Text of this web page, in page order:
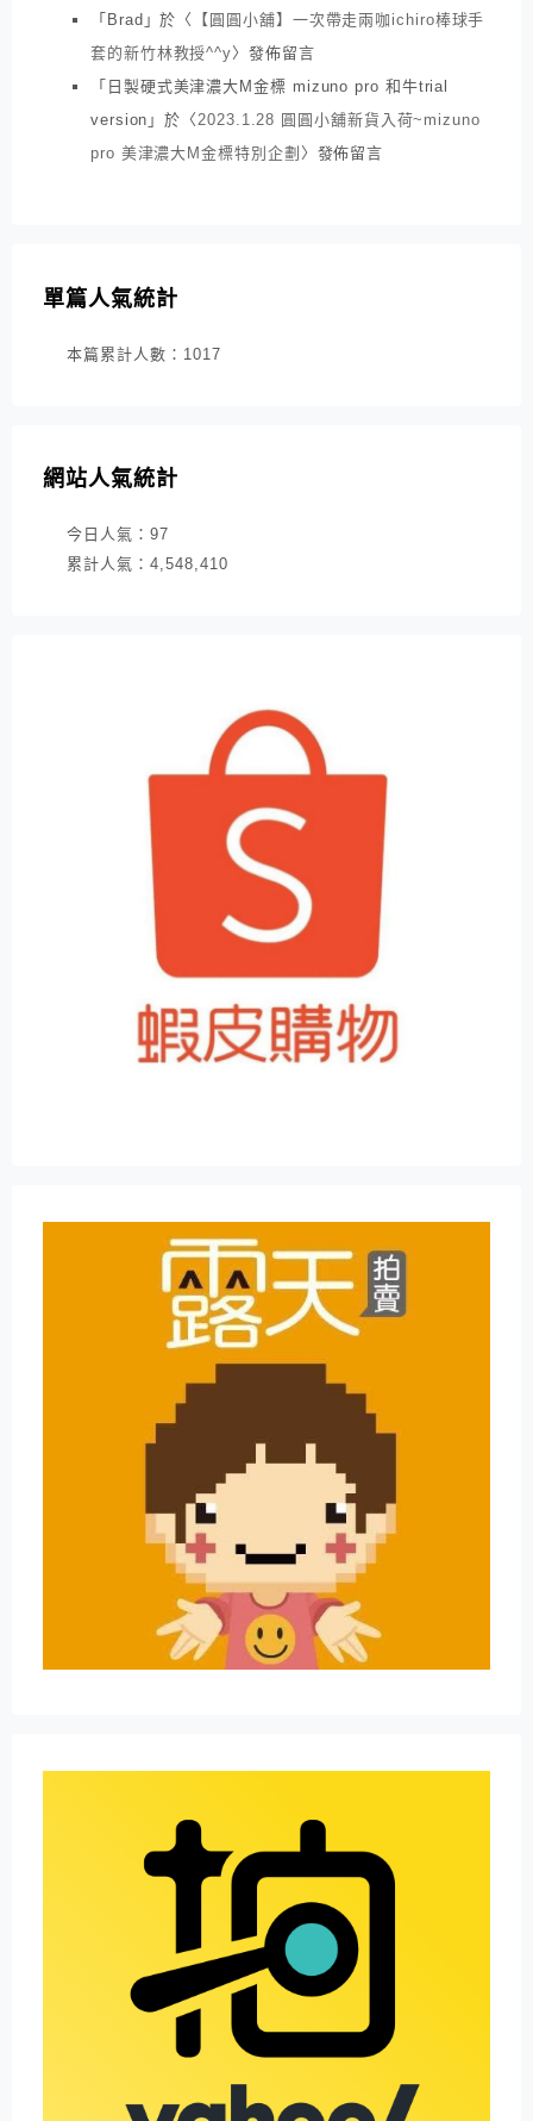
「 Brad 」於〈
【圓圓小舖】一次帶走兩咖ichiro棒球手
套的新竹林教授^^y〉發佈留言
「 日製硬式美津濃大M金標 mizuno pro 和牛trial
version 」於〈2023.1.28 圓圓小舖新貨入荷~mizuno
pro 美津濃大M金標特別企劃 〉發佈留言
單篇人氣統計
本篇累計人數： 1017
網站人氣統計
今日人氣： 97
累計人氣： 4,548,410